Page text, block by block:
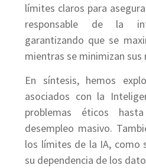
límites claros para
responsable de la
garantizando que se
mientras se minimizan
En síntesis, hemos
asociados con la
problemas éticos
desempleo masivo.
los límites de la IA, como
su dependencia de los